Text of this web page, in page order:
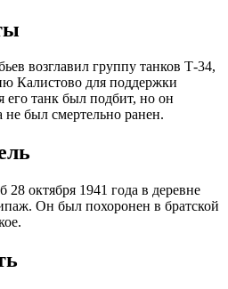
возглавил группу танков Т-34,
Калистово для поддержки
танк был подбит, но он
не был смертельно ранен.
28 октября 1941 года в деревне
Он был похоронен в братской